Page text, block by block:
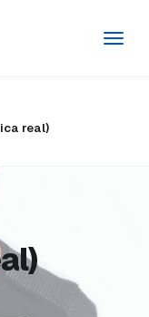
real)